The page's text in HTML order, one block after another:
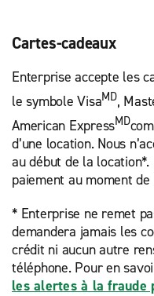
Cartes-cadeaux
Enterprise accepte les
le symbole VisaMD,
American ExpressMD
d’une location. Nous
au début de la location*.
paiement au moment
* Enterprise ne remet
demandera jamais les
crédit ni aucun autre
téléphone. Pour en
les alertes à la fraude